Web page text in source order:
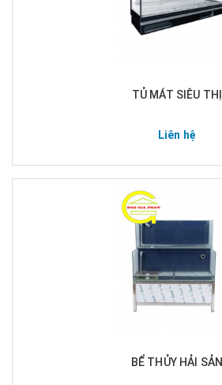
TỦ MÁT SIÊU THỊ
Liên hệ
BỂ THỦY HẢI SẢN